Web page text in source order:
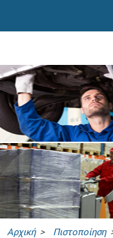
Αρχική> Πιστοποίηση>